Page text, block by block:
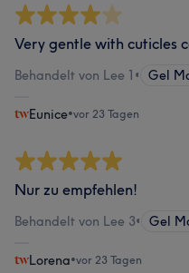
Very gentle with cuticles
Behandelt von Lee 1 • Gel
Eunice•vor 23 Tagen
Nur zu empfehlen!
Behandelt von Lee 3• Gel
Lorena•vor 23 Tagen